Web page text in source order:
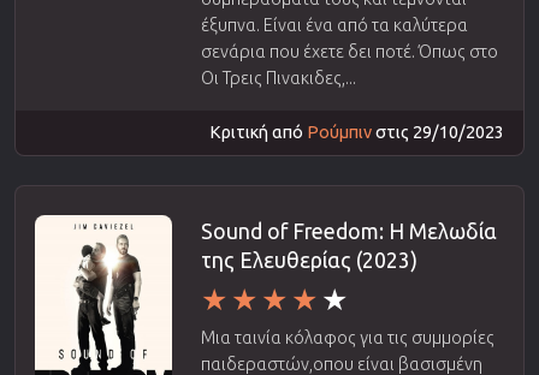
έξυπνα. Είναι ένα από τα καλύτερα
σενάρια που έχετε δει ποτέ. Όπως στο
Οι Τρεις Πινακιδες,...
Κριτική από Ρούμπινστις 29/10/2023
Sound of Freedom: Η Μελωδία
της Ελευθερίας (2023)
Μια ταινία κόλαφος για τις συμμορίες
παιδεραστών,οπου είναι βασισμένη